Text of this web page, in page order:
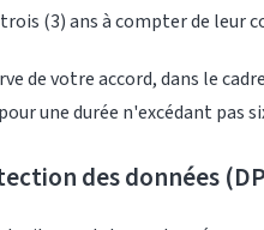
(3) ans à compter de leur
de votre accord, dans le
une durée n'excédant pas
des données